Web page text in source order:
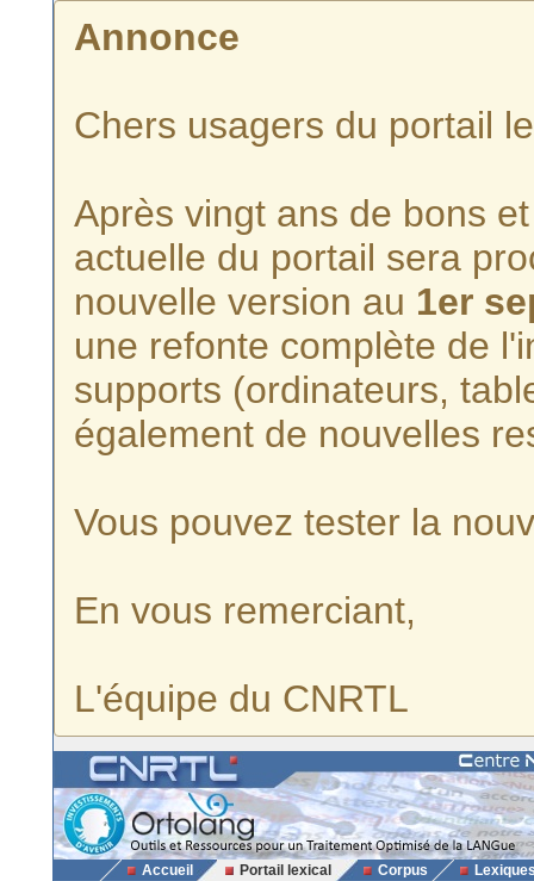
Annonce
Chers usagers du portail
Après vingt ans de bons
actuelle du portail sera
nouvelle version au 1er
une refonte complète de
supports (ordinateurs,
également de nouvelles
Vous pouvez tester la
En vous remerciant,
L'équipe du CNRTL
Accueil Portail lexical Corpus